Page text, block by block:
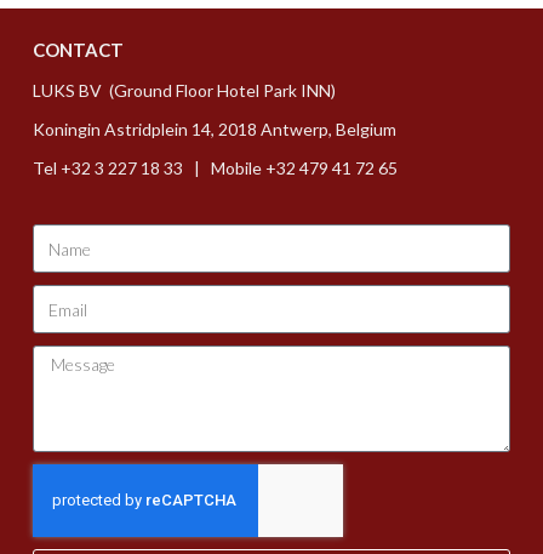
CONTACT
LUKS BV (Ground Floor Hotel Park INN)
Koningin Astridplein 14, 2018 Antwerp, Belgium
Tel +32 3 227 18 33 | Mobile +32 479 41 72 65